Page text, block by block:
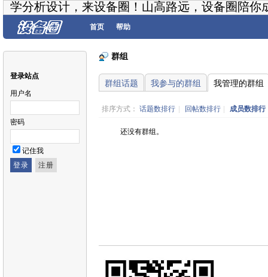
学分析设计，来设备圈！山高路远，设备圈陪你
首页 帮助
登录站点
用户名
密码
记住我
群组
群组话题 我参与的群组 我管理的群组
排序方式： 话题数排行 回帖数排行 成员数排行
还没有群组。